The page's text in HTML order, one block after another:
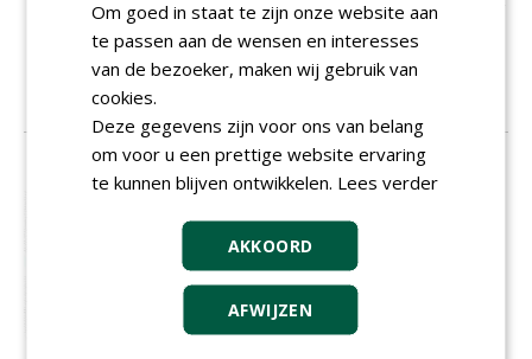
discussieforum te organiseren, waarvoor
IPC Groene Ruimtegraag bereid om de
rol van gastheer op zich te nemen
.. .
Is elektrisch rijden en werken beter
voor het milieu?
Elektrisch rijdenen werken is sterk in
opkomst. Het fenomeen begint zo
langzamerhand ook bij werkzaamheden
op en rond golfbaanaccommodaties en
sportcomplexen ingeburgerd te raken. U
Om goed in staat te zijn onze website aan
te passen aan de wensen en interesses
van de bezoeker, maken wij gebruik van
cookies.
Deze gegevens zijn voor ons van belang
om voor u een prettige website ervaring
te kunnen blijven ontwikkelen. Lees verder
AKKOORD
AFWIJZEN